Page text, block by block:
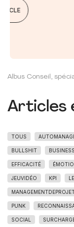
Albus Conseil,
Articles
TOUS
BULLSHIT
EFFICACITÉ
JEUVIDÉO KPI
PUNK
SOCIAL